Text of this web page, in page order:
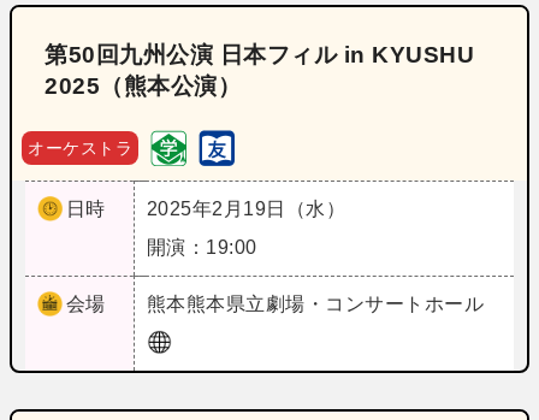
第50回九州公演 日本フィル in KYUSHU
2025（熊本公演）
オーケストラ
日時
2025年2月19日（水）
開演：19:00
会場 熊本熊本県立劇場・コンサートホール